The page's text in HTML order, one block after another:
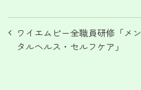
投
稿
ワイエムピー全職員研修「メン
タルヘルス・セルフケア」